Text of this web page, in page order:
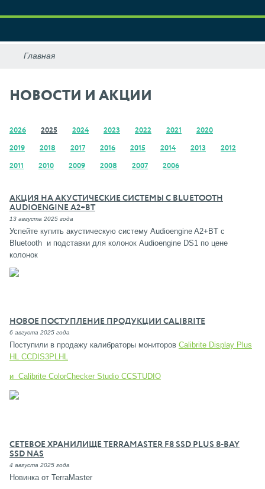
НОВОСТИ И АКЦИИ
2026 2025 2024 2023 2022 2021 2020
2019 2018 2017 2016 2015 2014 2013 2012
2011 2010 2009 2008 2007 2006
АКЦИЯ НА АКУСТИЧЕСКИЕ СИСТЕМЫ С BLUETOOTH
AUDIOENGINE A2+BT
13 августа 2025 года
Успейте купить акустическую систему Audioengine A2+BT с
Bluetooth и подставки для колонок Audioengine DS1 по цене
колонок
НОВОЕ ПОСТУПЛЕНИЕ ПРОДУКЦИИ CALIBRITE
6 августа 2025 года
Поступили в продажу калибраторы мониторов Calibrite Display Plus
HL CCDIS3PLHL
и Calibrite ColorChecker Studio CCSTUDIO
СЕТЕВОЕ ХРАНИЛИЩЕ TERRAMASTER F8 SSD PLUS 8-BAY
SSD NAS
4 августа 2025 года
Новинка от TerraMaster